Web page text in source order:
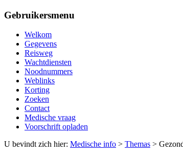
Gebruikersmenu
Welkom
Gegevens
Reisweg
Wachtdiensten
Noodnummers
Weblinks
Korting
Zoeken
Contact
Medische vraag
Voorschrift opladen
U bevindt zich hier: Medische info > Themas >